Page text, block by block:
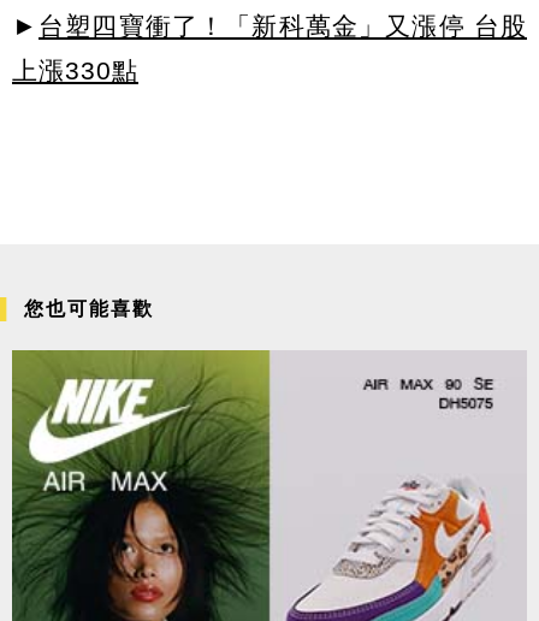
► 台塑四寶衝了！「新科萬金」又漲停 台股
上漲330點
您也可能喜歡